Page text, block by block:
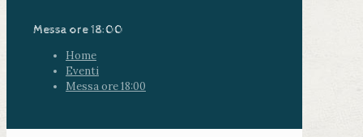
Messa ore 18:00
Home
Eventi
Messa ore 18:00